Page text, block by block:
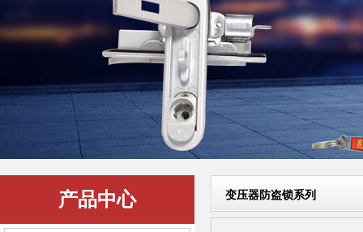
产品中心 变压器防盗锁系列